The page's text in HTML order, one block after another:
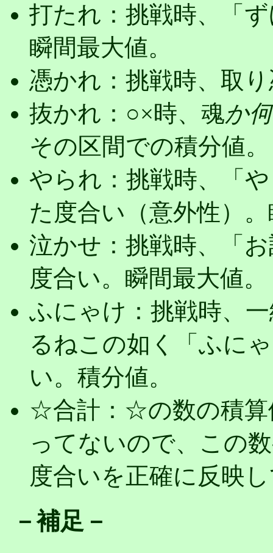
打たれ：挑戦時、「
瞬間最大値。
憑かれ：挑戦時、取
抜かれ：○×時、魂か
その区間での積分値。
やられ：挑戦時、「
た度合い（意外性）
泣かせ：挑戦時、「
度合い。瞬間最大値。
ふにゃけ：挑戦時、
るねこの如く「ふに
い。積分値。
☆合計：☆の数の積算
ってないので、この
度合いを正確に反映
－補足－